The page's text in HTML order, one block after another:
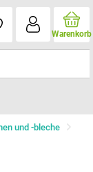
Warenkorb
und -bleche